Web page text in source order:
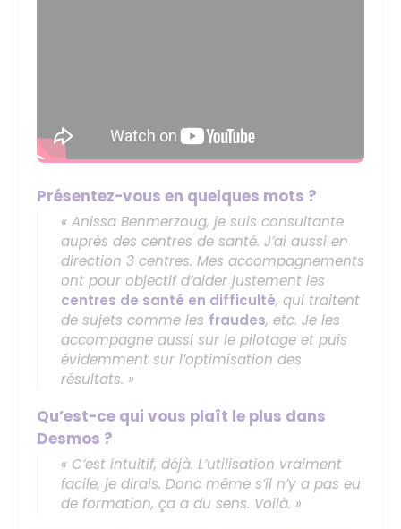
Présentez-vous en quelques mots ?
« Anissa Benmerzoug, je suis consultante
auprès des centres de santé. J’ai aussi en
direction 3 centres. Mes accompagnements
ont pour objectif d’aider justement les
centres de santé en difficulté, qui traitent
de sujets comme les fraudes, etc. Je les
accompagne aussi sur le pilotage et puis
évidemment sur l’optimisation des
résultats. »
Qu’est-ce qui vous plaît le plus dans
Desmos ?
« C’est intuitif, déjà. L’utilisation vraiment
facile, je dirais. Donc même s’il n’y a pas eu
de formation, ça a du sens. Voilà. »